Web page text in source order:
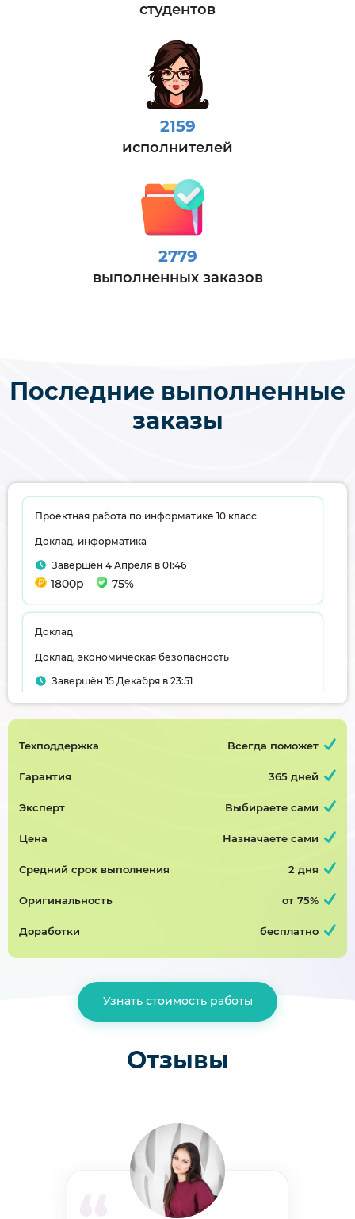
студентов
2159
исполнителей
2779
выполненных заказов
Последние выполненные
заказы
Проектная работа по информатике 10 класс
Доклад, информатика
Завершён 4 Апреля в 01:46
1800р 75%
Доклад
Доклад, экономическая безопасность
Завершён 15 Декабря в 23:51
Тестовый заказ 29 09
Доклад, японский язык
100р
Тестовый
300р
Доклад, электроснабжение
Завершён 20 Мая в 16:17
Техподдержка Всегда поможет
Гарантия 365 дней
Эксперт Выбираете сами
Цена Назначаете сами
Средний срок выполнения 2 дня
Оригинальность от 75%
Доработки бесплатно
Узнать стоимость работы
Отзывы